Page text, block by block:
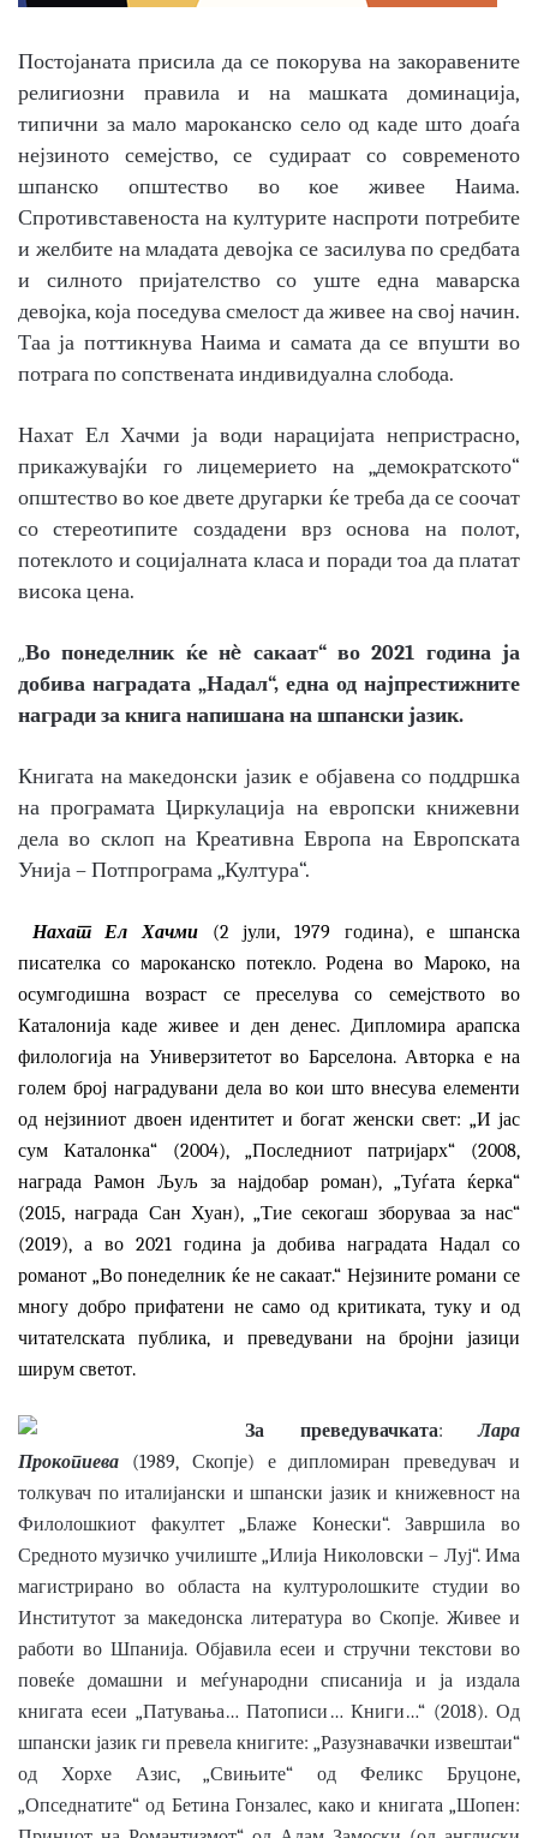
Постојаната присила да се покорува на закоравените
религиозни правила и на машката доминација,
типични за мало мароканско село од каде што доаѓа
нејзиното семејство, се судираат со современото
шпанско општество во кое живее Наима.
Спротивставеноста на културите наспроти потребите
и желбите на младата девојка се засилува по средбата
и силното пријателство со уште една маварска
девојка, која поседува смелост да живее на свој начин.
Таа ја поттикнува Наима и самата да се впушти во
потрага по сопствената индивидуална слобода.
Нахат Ел Хачми ја води нарацијата непристрасно,
прикажувајќи го лицемерието на „демократското“
општество во кое двете другарки ќе треба да се соочат
со стереотипите создадени врз основа на полот,
потеклото и социјалната класа и поради тоа да платат
висока цена.
„Во понеделник ќе нè сакаат“ во 2021 година ја
добива наградата „Надал“, една од најпрестижните
награди за книга напишана на шпански јазик.
Книгата на македонски јазик е објавена со поддршка
на програмата Циркулација на европски книжевни
дела во склоп наКреативна Европа на Европската
Унија – Потпрограма „Култура“.
Нахат Ел Хачми (2 јули, 1979 година), е шпанска
писателка со мароканско потекло. Родена во Мароко, на
осумгодишна возраст се преселува со семејството во
Каталoнија каде живее и ден денес. Дипломира арапска
филологија на Универзитетот во Барселона. Авторка е на
голем број наградувани дела во кои што внесува елементи
од нејзиниот двоен идентитет и богат женски свет: „И јас
сум Каталонка“ (2004), „Последниот патријарх“ (2008,
награда Рамон Љуљ за најдобар роман), „Туѓата ќерка“
(2015, награда Сан Хуан), „Тие секогаш зборуваа за нас“
(2019), а во 2021 година ја добива наградата Надал со
романот „Во понеделник ќе не сакаат.“ Нејзините романи се
многу добро прифатени не само од критиката, туку и од
читателската публика, и преведувани на бројни јазици
ширум светот.
За преведувачката:
Лара
Прокопиева (1989, Скопје) е дипломиран преведувач и
толкувач по италијански и шпански јазик и книжевност на
Филолошкиот факултет „Блаже Конески“. Завршила во
Средното музичко училиште „Илија Николовски – Луј“. Има
магистрирано во областа на културолошките студии во
Институтот за македонска литература во Скопје. Живее и
работи во Шпанија. Објавила есеи и стручни текстови во
повеќе домашни и меѓународни списанија и ја издала
книгата есеи „Патувања… Патописи… Книги…“ (2018). Од
шпански јазик ги превела книгите: „Разузнавачки извештаи“
од Хорхе Азис, „Свињите“ од Феликс Бруцоне,
„Опседнатите“ од Бетина Гонзалес, како и книгата „Шопен: